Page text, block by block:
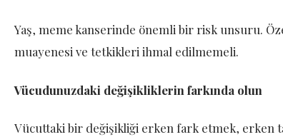
Yaş, meme kanserinde önemli bir risk unsuru.
muayenesi ve tetkikleri ihmal edilmemeli.
Vücudunuzdaki değişikliklerin farkında olun
Vücuttaki bir değişikliği erken fark etmek, erken